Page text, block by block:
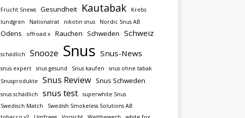
Frucht Snews Gesundheit Kautabak
Krebs
lundgren
Nationalrat nikotin snus Nordic Snus AB
Odens offroad x Rauchen Schweden Schweiz
schädlich Snooze Snus Snus-News
snus expert snus gesund Snus kaufen
snus ohne tabak
Snusprodukte
Snus Review Snus Schweden
snus schädlich snus test
superwhite Snus
Swedisch Match
Swedish Smokeless Solutions AB